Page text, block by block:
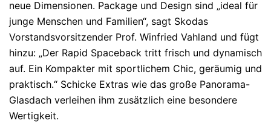
neue Dimensionen. Package und Design sind „ideal für
junge Menschen und Familien“, sagt Skodas
Vorstandsvorsitzender Prof. Winfried Vahland und fügt
hinzu: „Der Rapid Spaceback tritt frisch und dynamisch
auf. Ein Kompakter mit sportlichem Chic, geräumig und
praktisch.“ Schicke Extras wie das große Panorama-
Glasdach verleihen ihm zusätzlich eine besondere
Wertigkeit.